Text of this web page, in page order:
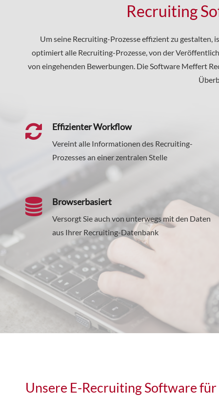
Recruiting
Um seine Recruiting-Prozesse effizient zu
optimiert alle Recruiting-Prozesse, von der
von eingehenden Bewerbungen. Die Software Meffert
Effizienter Workflow
Vereint alle Informationen des Recruiting-
Prozesses an einer zentralen Stelle
Browserbasiert
Versorgt Sie auch von unterwegs mit den Daten
aus Ihrer Recruiting-Datenbank
Unsere E-Recruiting Software